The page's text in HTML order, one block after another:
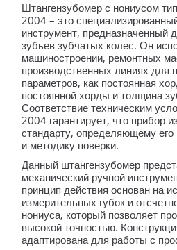
Штангензубомер с нониусом
2004 – это
инструмент, предназначенный
зубьев зубчатых колес. Он
машиностроении, ремонтных
производственных линиях для
параметров, как постоянная
постоянной хорды и толщина
Соответствие техническим
2004 гарантирует, что прибор
стандарту, определяющему его
и методику поверки.
Данный штангензубомер
механический ручной
принцип действия основан на
измерительных губок и
нониуса, который позволяет
высокой точностью.
адаптирована для работы с